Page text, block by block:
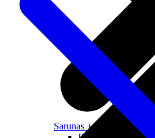
Sarunas + Internets